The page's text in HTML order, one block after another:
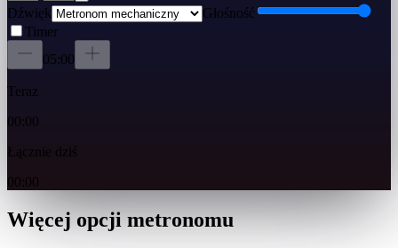
Dźwięk
Głośność
Timer
05:00
Teraz
00:00
Łącznie dziś
00:00
Więcej opcji metronomu